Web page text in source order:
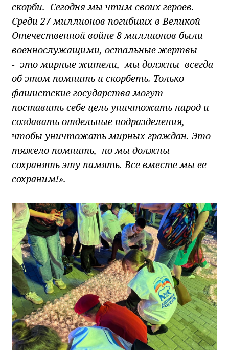
скорби. Сегодня мы чтим своих героев.
Среди 27 миллионов погибших в Великой
Отечественной войне 8 миллионов были
военнослужащими, остальные жертвы
- это мирные жители, мы должны всегда
об этом помнить и скорбеть. Только
фашистские государства могут
поставить себе цель уничтожать народ и
создавать отдельные подразделения,
чтобы уничтожать мирных граждан. Это
тяжело помнить, но мы должны
сохранять эту память. Все вместе мы ее
сохраним!».